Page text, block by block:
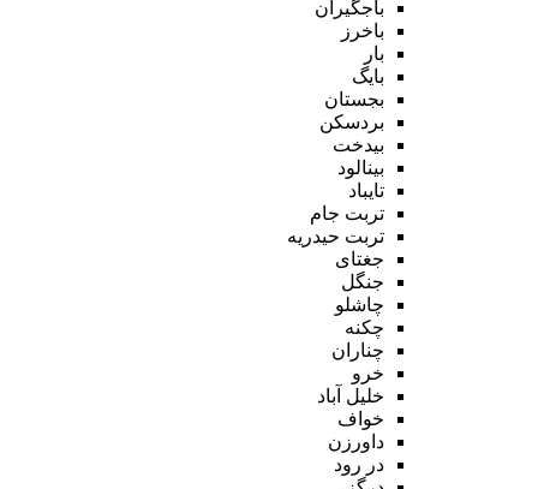
باجگیران
باخرز
بار
بایگ
بجستان
بردسکن
بیدخت
بینالود
تایباد
تربت جام
تربت حیدریه
جغتای
جنگل
چاشلو
چکنه
چناران
خرو
خلیل آباد
خواف
داورزن
در رود